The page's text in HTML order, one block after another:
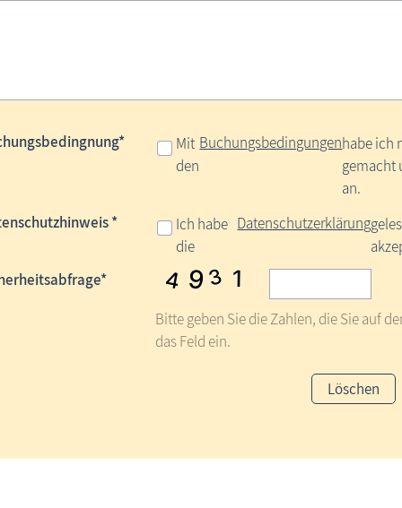
Mit
den
Buchungsbedingungenhabe ich
gemacht
an.
*
Ich habe
die
Datenschutzerklärung
Bitte geben Sie die Zahlen, die Sie auf
das Feld ein.
Löschen